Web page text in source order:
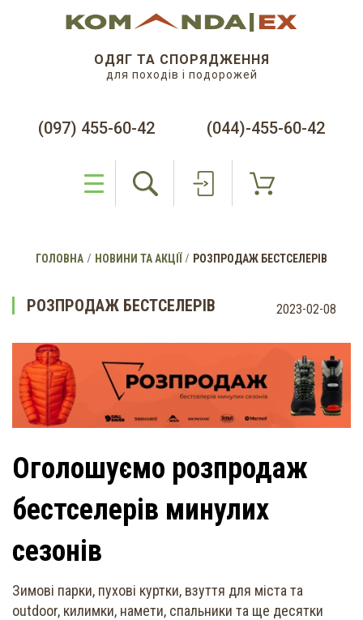
ОДЯГ ТА СПОРЯДЖЕННЯ
для походів і подорожей
(097) 455-60-42 (044)-455-60-42
ГОЛОВНА НОВИНИ ТА АКЦІЇ РОЗПРОДАЖ БЕСТСЕЛЕРІВ
РОЗПРОДАЖ БЕСТСЕЛЕРІВ 2023-02-08
Оголошуємо розпродаж
бестселерів минулих
сезонів
Зимові парки, пухові куртки, взуття для міста та
outdoor, килимки, намети, спальники та ще десятки